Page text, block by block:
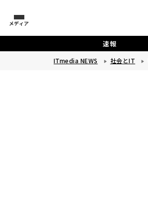
メディア
速報
ITmedia NEWS 社会とIT